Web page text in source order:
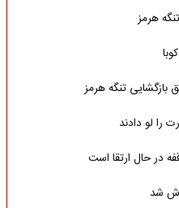
هرمز
بازگشایی تنگه هرمز
را لو دادند
در حال ارتقا است
شد